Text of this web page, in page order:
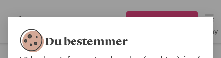
Meny
Du bestemmer